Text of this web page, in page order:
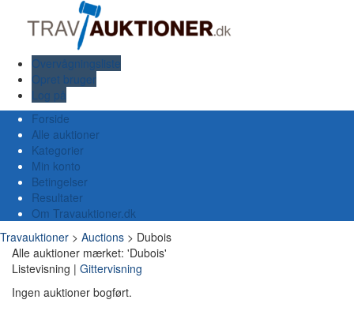
Overvågningsliste
Opret bruger
Log på
Forside
Alle auktioner
Kategorier
Min konto
Betingelser
Resultater
Om Travauktioner.dk
Travauktioner > Auctions > Dubois
Alle auktioner mærket: 'Dubois'
Listevisning | Gittervisning
Ingen auktioner bogført.